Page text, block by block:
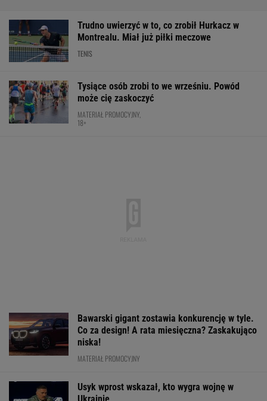
Trudno uwierzyć w to, co zrobił Hurkacz w
Montrealu. Miał już piłki meczowe
TENIS
Tysiące osób zrobi to we wrześniu. Powód
może cię zaskoczyć
MATERIAŁ PROMOCYJNY,
18+
Bawarski gigant zostawia konkurencję w tyle.
Co za design! A rata miesięczna? Zaskakująco
niska!
MATERIAŁ PROMOCYJNY
Usyk wprost wskazał, kto wygra wojnę w